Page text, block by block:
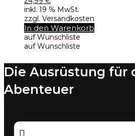
inkl. 19 % MwSt.
zzgl. Versandkosten
In den Warenkorb
auf Wunschliste
auf Wunschliste
Die Ausrüstung für
Abenteuer
